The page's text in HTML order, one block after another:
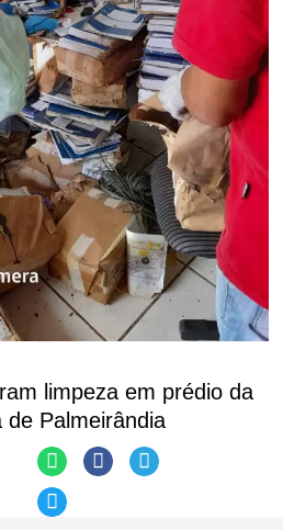
limpeza em prédio da
de Palmeirândia